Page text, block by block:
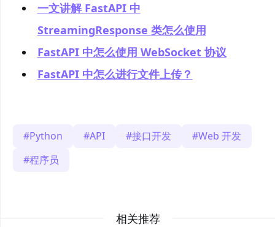
一文讲解 FastAPI 中
StreamingResponse 类怎么使用
FastAPI 中怎么使用 WebSocket 协议
FastAPI 中怎么进行文件上传？
Python API 接口开发
Web 开发
程序员
相关推荐